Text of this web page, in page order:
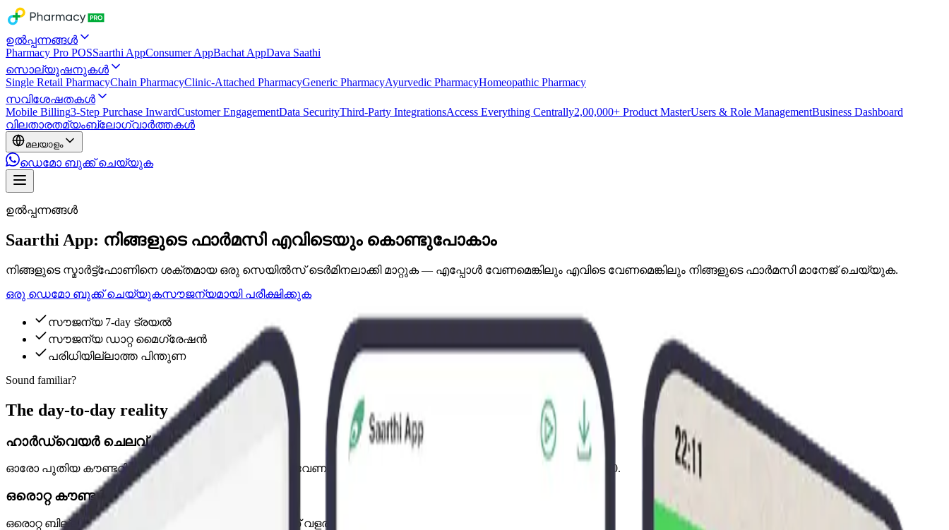
ഉൽപ്പന്നങ്ങൾ
Pharmacy Pro POSSaarthi AppConsumer AppBachat AppDava Saathi
സൊല്യൂഷനുകൾ
Single Retail PharmacyChain PharmacyClinic-Attached PharmacyGeneric PharmacyAyurvedic PharmacyHomeopathic Pharmacy
സവിശേഷതകൾ
Mobile Billing3-Step Purchase InwardCustomer EngagementData SecurityThird-Party IntegrationsAccess Everything Centrally2,00,000+ Product MasterUsers & Role ManagementBusiness Dashboard
വിലതാരതമ്യംബ്ലോഗ്വാർത്തകൾ
മലയാളം
ഡെമോ ബുക്ക് ചെയ്യുക
ഉൽപ്പന്നങ്ങൾ
Saarthi App: നിങ്ങളുടെ ഫാർമസി എവിടെയും കൊണ്ടുപോകാം
നിങ്ങളുടെ സ്മാർട്ട്ഫോണിനെ ശക്തമായ ഒരു സെയിൽസ് ടെർമിനലാക്കി മാറ്റുക — എപ്പോൾ വേണമെങ്കിലും എവിടെ വേണമെങ്കിലും നിങ്ങളുടെ ഫാർമസി മാനേജ് ചെയ്യുക.
ഒരു ഡെമോ ബുക്ക് ചെയ്യുകസൗജന്യമായി പരീക്ഷിക്കുക
സൗജന്യ 7-day ട്രയൽ
സൗജന്യ ഡാറ്റ മൈഗ്രേഷൻ
പരിധിയില്ലാത്ത പിന്തുണ
Sound familiar?
The day-to-day reality
ഹാർഡ്‌വെയർ ചെലവ് വികസനം തടയുന്നു
ഓരോ പുതിയ കൗണ്ടറിനും കമ്പ്യൂട്ടർ, സ്കാനർ, പ്രിന്റർ വേണം — ആദ്യ ബിൽ ഉണ്ടാക്കുന്നതിന് മുമ്പേ ₹40,000–₹60,000.
ഒരൊറ്റ കൗണ്ടർ ഒരു ക്യൂ ഉണ്ടാക്കുന്നു
ഒരൊറ്റ ബില്ലിംഗ് മെഷീൻ എന്നാൽ ഒരൊറ്റ ക്യൂ — അത് വളരുമ്പോൾ ഉപഭോക്താക്കൾ പോകുന്നു.